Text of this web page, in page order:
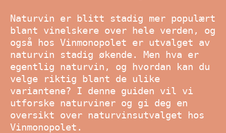
Naturvin er blitt stadig mer populært
blant vinelskere over hele verden, og
også hos Vinmonopolet er utvalget av
naturvin stadig økende. Men hva er
egentlig naturvin, og hvordan kan du
velge riktig blant de ulike
variantene? I denne guiden vil vi
utforske naturviner og gi deg en
oversikt over naturvinsutvalget hos
Vinmonopolet.